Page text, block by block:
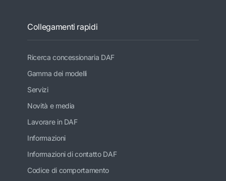
Collegamenti rapidi
Ricerca concessionaria DAF
Gamma dei modelli
Servizi
Novità e media
Lavorare in DAF
Informazioni
Informazioni di contatto DAF
Codice di comportamento